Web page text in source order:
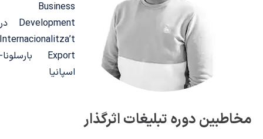
Business
Development در
Internacionalitza’t
Export بارسلونا-
اسپانیا
مخاطبین دوره تبلیغات اثرگذار